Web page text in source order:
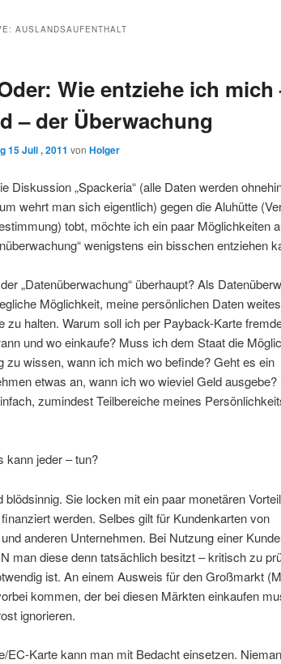
AUSLANDSAUFENTHALT
Wie entziehe ich mich
– der Überwachung
15 Juli , 2011 von Holger
Diskussion „Spackeria“ (alle Daten werden
wehrt man sich eigentlich) gegen die Aluhütte
tobt, möchte ich ein paar Möglichkeiten
wenigstens ein bisschen entziehen
„Datenüberwachung“ überhaupt? Als
Möglichkeit, meine persönlichen Daten
zu halten. Warum soll ich per Payback-Karte
und wo einkaufe? Muss ich dem Staat die
zu wissen, wann ich mich wo befinde? Geht es ein
etwas an, wann ich wo wieviel Geld ausgebe?
zumindest Teilbereiche meines
kann jeder – tun?
blödsinnig. Sie locken mit ein paar monetären
werden. Selbes gilt für Kundenkarten von
anderen Unternehmen. Bei Nutzung einer
man diese denn tatsächlich besitzt – kritisch zu
ist. An einem Ausweis für den Großmarkt
kommen, der bei diesen Märkten einkaufen
ignorieren.
EC-Karte kann man mit Bedacht einsetzen.